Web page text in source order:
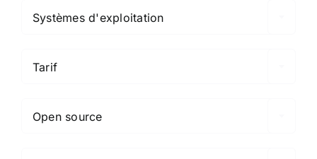
Systèmes d'exploitation
Tarif
Open source